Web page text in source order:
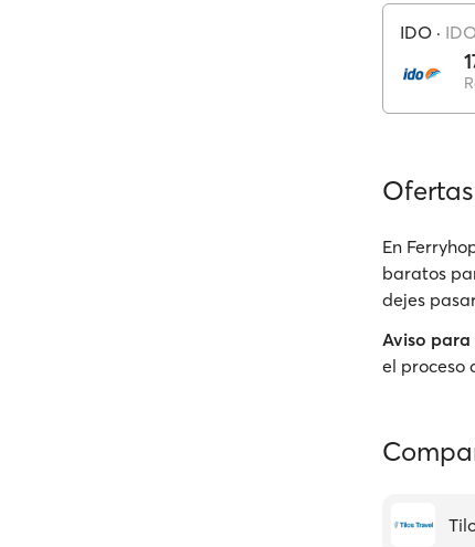
IDO ·
Ofertas
En
baratos
dejes
Aviso
el proceso